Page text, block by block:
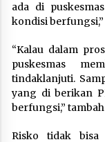
ada di
kondisi
“Kalau dalam
puskesmas
tindaklanjuti.
yang di berikan
berfungsi,”
Risko tidak bisa